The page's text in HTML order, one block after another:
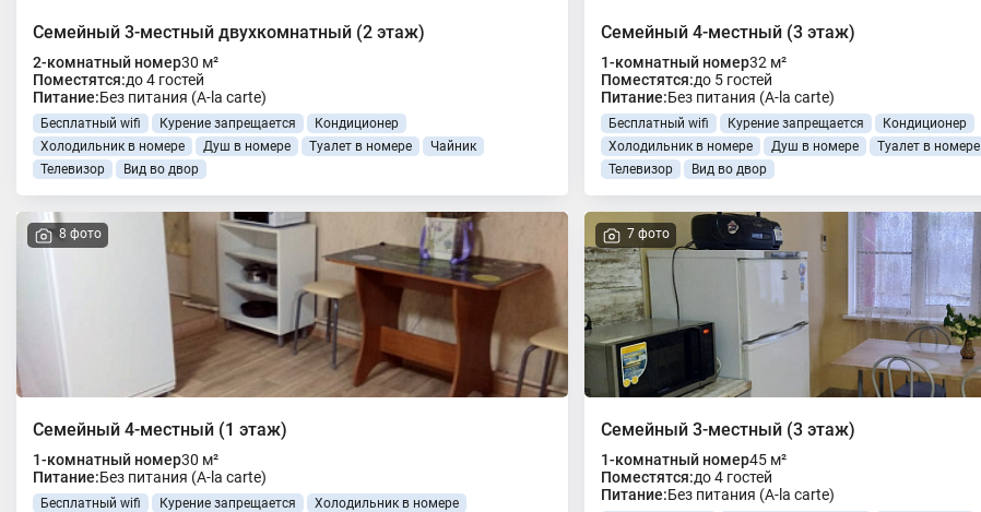
Семейный 3-местный двухкомнатный (2 этаж)
2-комнатный номер30 м²
Поместятся:до 4 гостей
Питание:Без питания (A-la carte)
Бесплатный wifi Курение запрещается
Кондиционер
Холодильник в номере
Душ в номере Туалет в номере
Чайник
Телевизор
Вид во двор
Семейный 4-местный (3 этаж)
1-комнатный номер32 м²
Поместятся:до 5 гостей
Питание:Без питания (A-la carte)
Бесплатный wifi Курение запрещается
Кондиционер
Холодильник в номере
Душ в номере Туалет в номере
Телевизор
Вид во двор
8 фото
Семейный 4-местный (1 этаж)
1-комнатный номер30 м²
Питание:Без питания (A-la carte)
Бесплатный wifi Курение запрещается
Холодильник в номере
7 фото
Семейный 3-местный (3 этаж)
1-комнатный номер45 м²
Поместятся:до 4 гостей
Питание:Без питания (A-la carte)